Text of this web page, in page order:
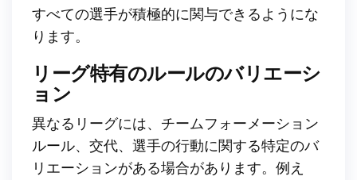
すべての選手が積極的に関与できるようにな
ります。
リーグ特有のルールのバリエーシ
ョン
異なるリーグには、チームフォーメーション
ルール、交代、選手の行動に関する特定のバ
リエーションがある場合があります。例え